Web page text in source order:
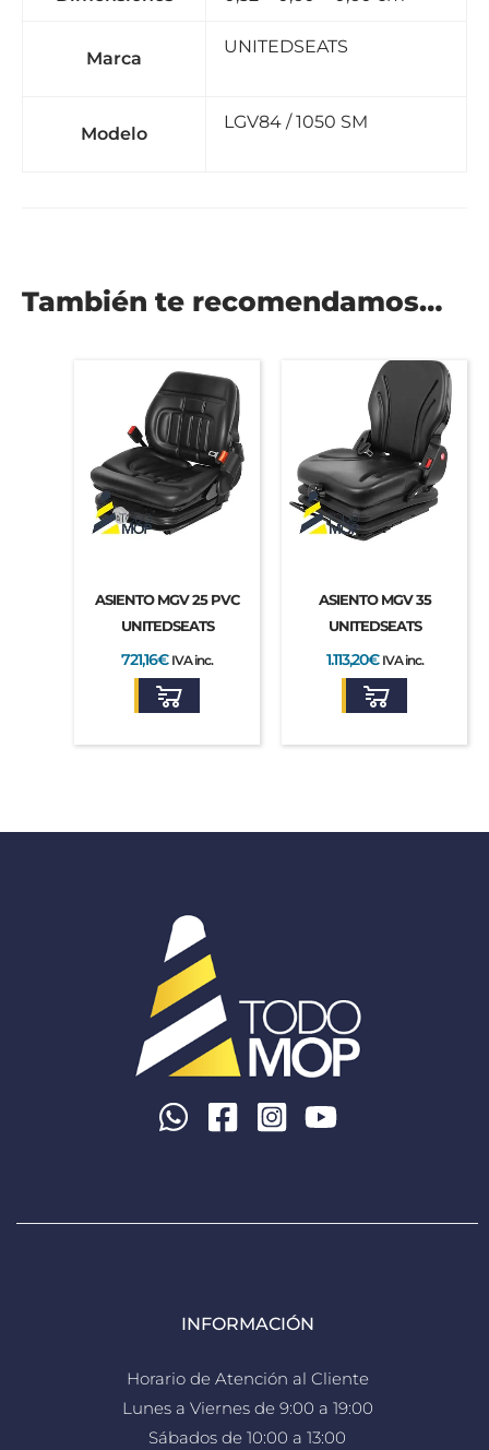
Marca
UNITEDSEATS
Modelo
LGV84 / 1050 SM
También te recomendamos…
ASIENTO MGV 25 PVC
UNITEDSEATS
721,16€ IVA inc.
ASIENTO MGV 35
UNITEDSEATS
1.113,20€ IVA inc.
INFORMACIÓN
Horario de Atención al Cliente
Lunes a Viernes de 9:00 a 19:00
Sábados de 10:00 a 13:00